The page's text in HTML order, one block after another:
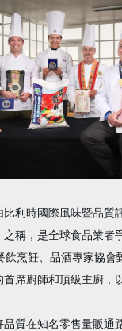
比利時國際風味暨品質
稱，是全球食品業者
飲烹飪、品酒專家協會
席廚師和頂級主廚，
質在知名零售量販通